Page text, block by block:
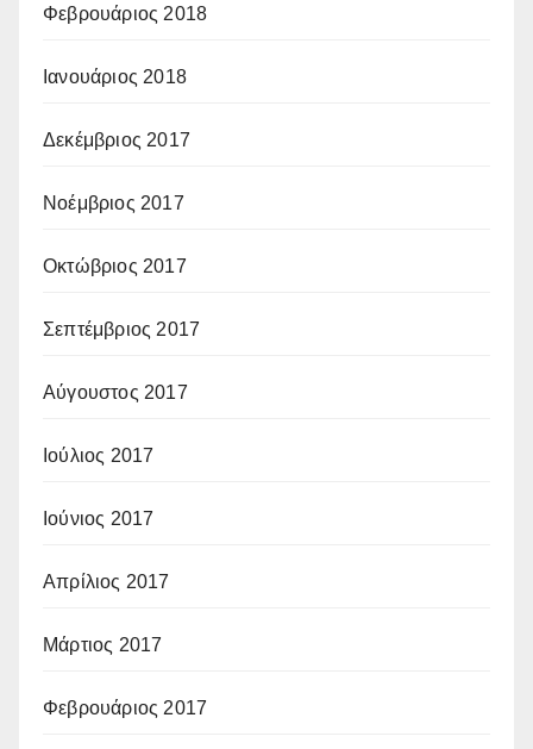
Φεβρουάριος 2018
Ιανουάριος 2018
Δεκέμβριος 2017
Νοέμβριος 2017
Οκτώβριος 2017
Σεπτέμβριος 2017
Αύγουστος 2017
Ιούλιος 2017
Ιούνιος 2017
Απρίλιος 2017
Μάρτιος 2017
Φεβρουάριος 2017